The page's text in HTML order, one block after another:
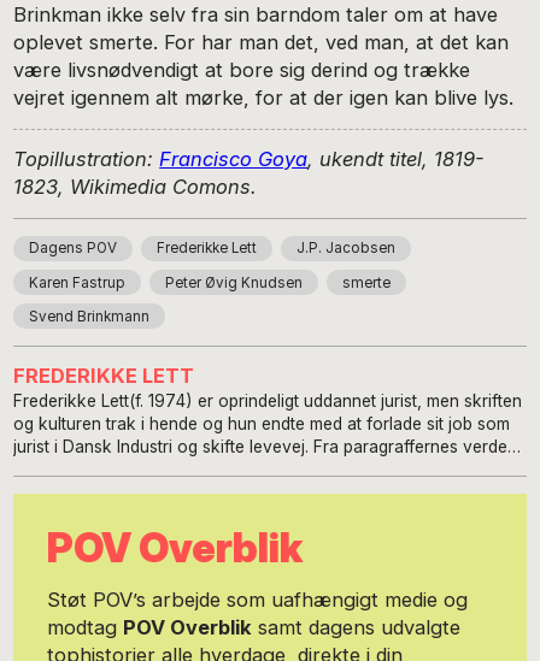
Brinkman ikke selv fra sin barndom taler om at have
oplevet smerte. For har man det, ved man, at det kan
være livsnødvendigt at bore sig derind og trække
vejret igennem alt mørke, for at der igen kan blive lys.
Topillustration:Francisco Goya, ukendt titel, 1819-
1823, Wikimedia Comons.
Dagens POV Frederikke Lett J.P. Jacobsen
Karen Fastrup Peter Øvig Knudsen smerte
Svend Brinkmann
FREDERIKKE LETT
Frederikke Lett(f. 1974) er oprindeligt uddannet jurist, men skriften
og kulturen trak i hende og hun endte med at forlade sit job som
jurist i Dansk Industri og skifte levevej. Fra paragraffernes verden
skrevet for adskillige film-medier og er fast klummeskribent på
Frederikkes fokus.
POV Overblik
Støt POV’s arbejde som uafhængigt medie og
modtag POV Overblik samt dagens udvalgte
tophistorier alle hverdage, direkte i din